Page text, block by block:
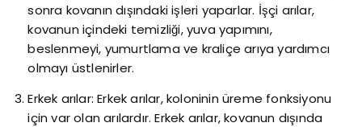
sonra kovanın dışındaki işleri yaparlar. İşçi arılar,
kovanun içindeki temizliği, yuva yapımını,
beslenmeyi, yumurtlama ve kraliçe arıya yardımcı
olmayı üstlenirler.
Erkek arılar: Erkek arılar, koloninin üreme fonksiyonu
için var olan arılardır. Erkek arılar, kovanun dışında